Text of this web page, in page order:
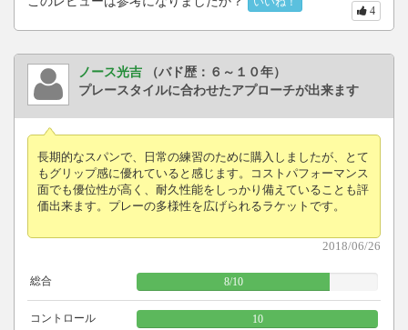
4
ノース光吉
（バド歴：６～１０年）
プレースタイルに合わせたアプローチが出来ます
長期的なスパンで、日常の練習のために購入しましたが、とて
もグリップ感に優れていると感じます。コストパフォーマンス
面でも優位性が高く、耐久性能をしっかり備えていることも評
価出来ます。プレーの多様性を広げられるラケットです。
2018/06/26
総合 8/10
コントロール 10